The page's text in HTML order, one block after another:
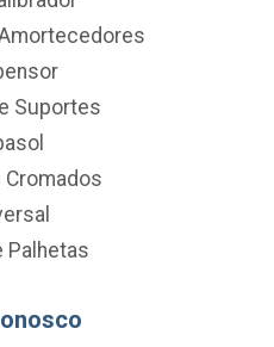
Suportes
Cromados
Palhetas